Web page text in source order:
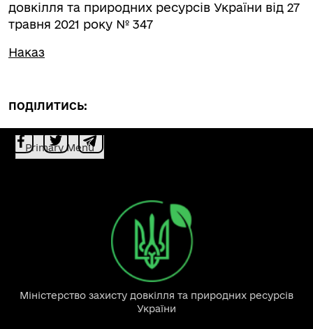
довкілля та природних ресурсів України від 27
травня 2021 року № 347
Наказ
ПОДІЛИТИСЬ:
Primary Menu
Міністерство захисту довкілля та природних ресурсів
України